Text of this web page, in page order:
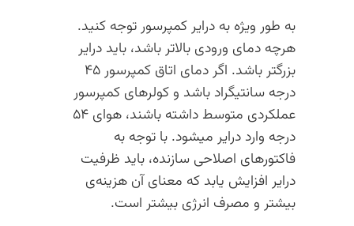
به طور ویژه به درایر کمپرسور توجه کنید.
هرچه دمای ورودی بالاتر باشد، باید درایر
بزرگتر باشد. اگر دمای اتاق کمپرسور ۴۵
درجه سانتیگراد باشد و کولرهای کمپرسور
عملکردی متوسط داشته باشند، هوای ۵۴
درجه وارد درایر میشود. با توجه به
فاکتورهای اصلاحی سازنده، باید ظرفیت
درایر افزایش یابد که معنای آن هزینه‌ی
بیشتر و مصرف انرژی بیشتر است.